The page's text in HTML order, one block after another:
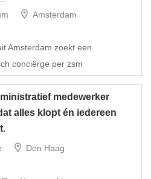
Amsterdam
Amsterdam zoekt een
conciërge per zsm
medewerker
alles klopt én iedereen
Den Haag